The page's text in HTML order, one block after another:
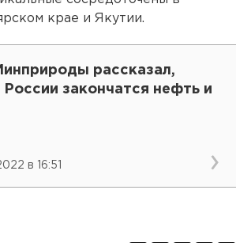
крае и Якутии.
рассказал,
России закончатся нефть и
в 16:51